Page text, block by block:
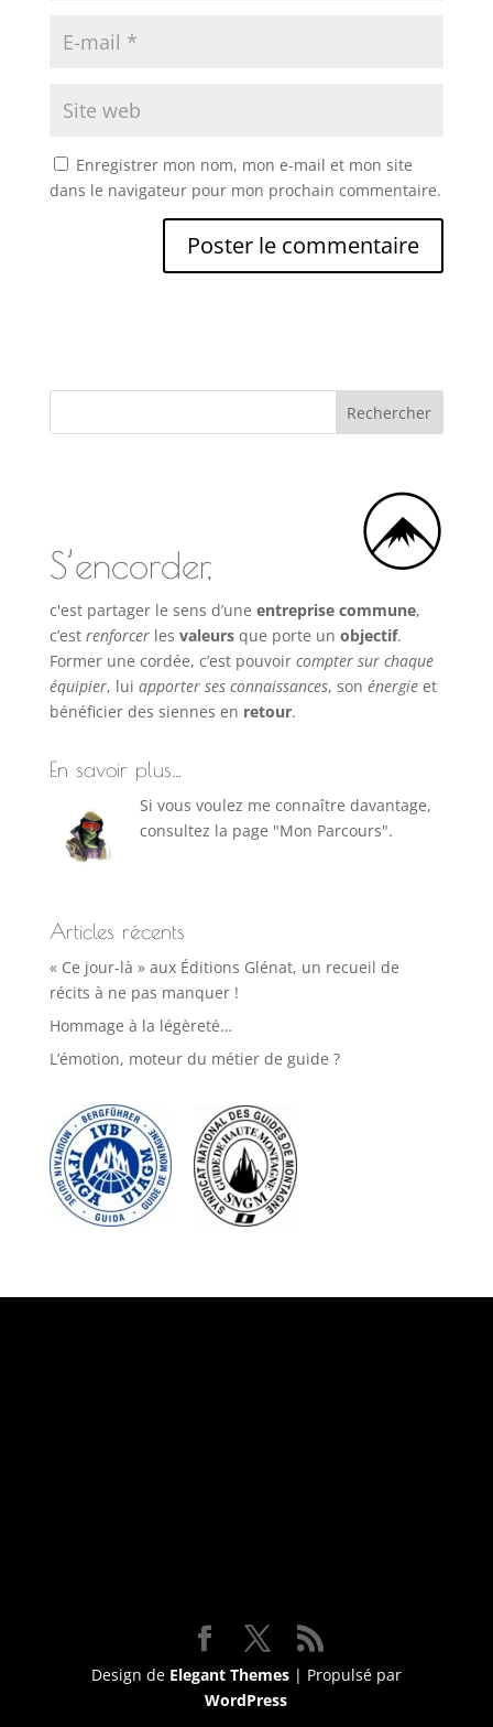
Enregistrer mon nom, mon e-mail et mon site
dans le navigateur pour mon prochain commentaire.
S’encorder,
c'est partager le sens d’une entreprise commune,
c’est renforcerles valeursque porte un objectif.
Former une cordée, c’est pouvoircompter sur chaque
équipier, lui apporter ses connaissances, son énergieet
bénéficier des siennes en retour.
En savoir plus…
Si vous voulez me connaître davantage,
consultez la page "Mon Parcours".
Articles récents
« Ce jour-là » aux Éditions Glénat, un recueil de
récits à ne pas manquer !
Hommage à la légèreté…
L’émotion, moteur du métier de guide ?
Design de Elegant Themes| Propulsé par
WordPress